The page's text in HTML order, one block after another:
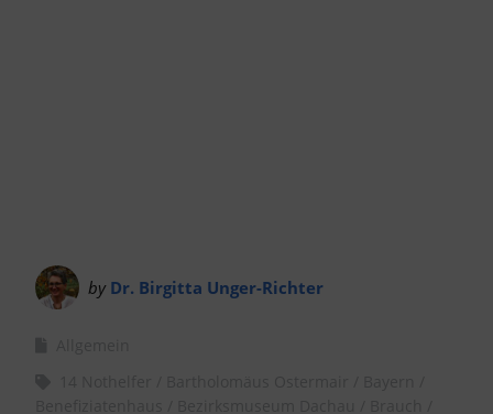
by Dr. Birgitta Unger-Richter